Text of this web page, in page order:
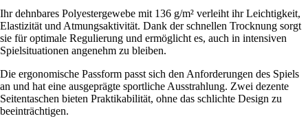
Ihr dehnbares Polyestergewebe mit 136 g/m² verleiht ihr Leichtigkeit,
Elastizität und Atmungsaktivität. Dank der schnellen Trocknung sorgt
sie für optimale Regulierung und ermöglicht es, auch in intensiven
Spielsituationen angenehm zu bleiben.
Die ergonomische Passform passt sich den Anforderungen des Spiels
an und hat eine ausgeprägte sportliche Ausstrahlung. Zwei dezente
Seitentaschen bieten Praktikabilität, ohne das schlichte Design zu
beeinträchtigen.